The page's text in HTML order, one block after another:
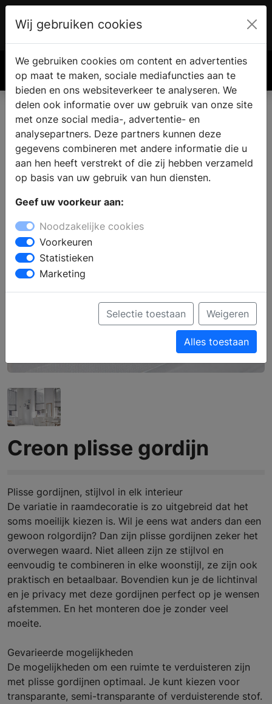
€ 0.00
Creon plisse gordijn
Plisse gordijnen, stijlvol in elk interieur
De variatie in raamdecoratie is zo uitgebreid dat het
soms moeilijk kiezen is. Wil je eens wat anders dan een
gewoon rolgordijn? Dan zijn plisse gordijnen zeker het
overwegen waard. Niet alleen zijn ze stijlvol en
eenvoudig te combineren in elke woonstijl, ze zijn ook
praktisch en betaalbaar. Bovendien kun je de lichtinval
en je privacy met deze gordijnen perfect op je wensen
afstemmen. En het monteren doe je zonder veel
moeite.
Gevarieerde mogelijkheden
De mogelijkheden om een ruimte te verduisteren zijn
met plisse gordijnen optimaal. Je kunt kiezen voor
transparante, semi-transparante of verduisterende stof.
Wij gebruiken cookies
We gebruiken cookies om content en advertenties
op maat te maken, sociale mediafuncties aan te
bieden en ons websiteverkeer te analyseren. We
delen ook informatie over uw gebruik van onze site
met onze social media-, advertentie- en
analysepartners. Deze partners kunnen deze
gegevens combineren met andere informatie die u
aan hen heeft verstrekt of die zij hebben verzameld
op basis van uw gebruik van hun diensten.
Geef uw voorkeur aan:
Noodzakelijke cookies
Voorkeuren
Statistieken
Marketing
Selectie toestaan Weigeren
Alles toestaan